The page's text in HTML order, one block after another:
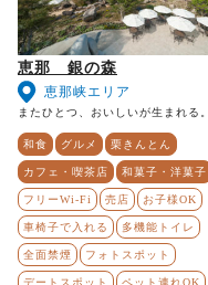
恵那 銀の森
恵那峡エリア
またひとつ、おいしいが生まれる。
和食 グルメ 栗きんとん
カフェ・喫茶店 和菓子・洋菓子
フリーWi-Fi 売店 お子様OK
車椅子で入れる 多機能トイレ
全面禁煙 フォトスポット
デートスポット ペット連れOK